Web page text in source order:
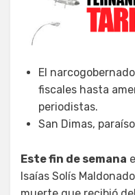
El
fiscales hasta
periodistas.
San Dimas,
Este fin de semana
Isaías Solís